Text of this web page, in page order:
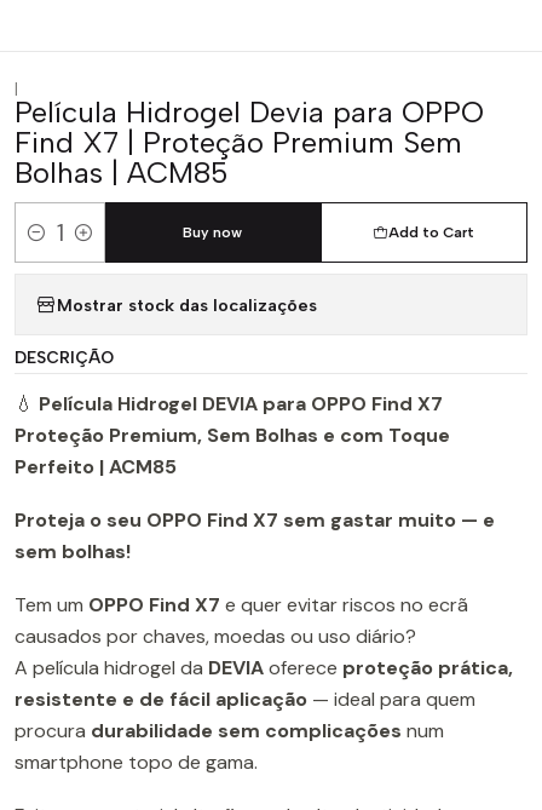
|
Película Hidrogel Devia para OPPO
Find X7 | Proteção Premium Sem
Bolhas | ACM85
Quantity
Add to Cart
Buy now
Mostrar stock das localizações
DESCRIÇÃO
💧 Película Hidrogel DEVIA para OPPO Find X7
Proteção Premium, Sem Bolhas e com Toque
Perfeito | ACM85
Proteja o seu OPPO Find X7 sem gastar muito — e
sem bolhas!
Tem um OPPO Find X7 e quer evitar riscos no ecrã
causados por chaves, moedas ou uso diário?
A película hidrogel da DEVIAoferece proteção prática,
resistente e de fácil aplicação — ideal para quem
procura durabilidade sem complicações num
smartphone topo de gama.